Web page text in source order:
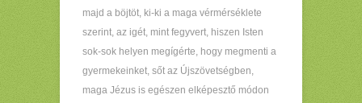
majd a böjtöt, ki-ki a maga vérmérséklete
szerint, az igét, mint fegyvert, hiszen Isten
sok-sok helyen megígérte, hogy megmenti a
gyermekeinket, sőt az Újszövetségben,
maga Jézus is egészen elképesztő módon